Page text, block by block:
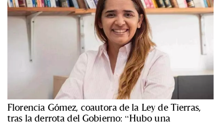
Florencia Gómez, coautora de la Ley de Tierras,
tras la derrota del Gobierno: “Hubo una